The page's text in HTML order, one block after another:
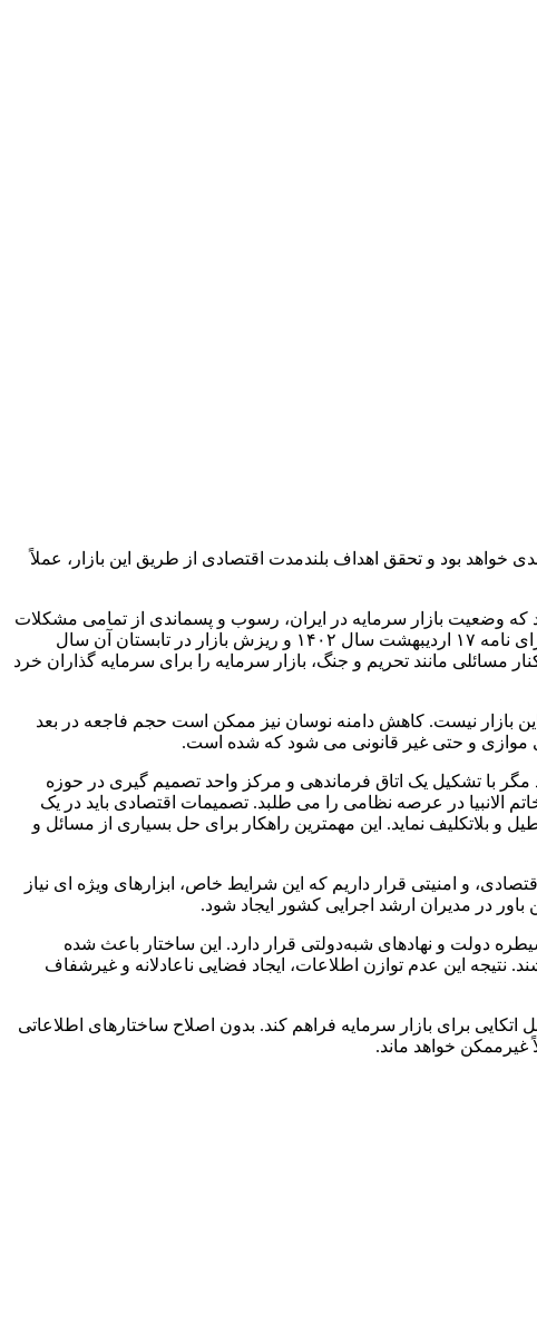
بود و تحقق اهداف بلندمدت اقتصادی از طریق این بازار، عملاً
سرمایه به خصوص بعد از جنگ تحمیلی ۱۲ روزه، باید اذعان کرد که وضعیت بازار سرمایه در ایران، رسوب و پسماندی از تمامی مشکلات
و چالش های حکمرانی است. ریزش بازار در مرداد ۱۳۹۹ معلول دو عامل توأم تنگ شدن فشار تحریم و بدرفتاری مالی دولت بود. ماجرای نامه ۱۷ اردیبهشت سال ۱۴۰۲ و ریزش بازار در تابستان آن سال
مسائلی مانند تحریم و جنگ، بازار سرمایه را برای سرمایه گذاران خرد
این بازار نیست. کاهش دامنه نوسان نیز ممکن است حجم فاجعه در بعد
موازی و حتی غیر قانونی می شود که شده است.
با تشکیل یک اتاق فرماندهی و مرکز واحد تصمیم گیری در حوزه
الانبیا در عرصه نظامی را می طلبد. تصمیمات اقتصادی باید در یک
و بلاتکلیف نماید. این مهمترین راهکار برای حل بسیاری از مسائل و
و امنیتی قرار داریم که این شرایط خاص، ابزارهای ویژه ای نیاز
در مدیران ارشد اجرایی کشور ایجاد شود.
دولت و نهادهای شبه‌دولتی قرار دارد. این ساختار باعث شده
این عدم توازن اطلاعات، ایجاد فضایی ناعادلانه و غیرشفاف
۶۰ همت) نیز نمی‌تواند چشم‌انداز روشن و قابل اتکایی برای بازار سرمایه فراهم کند. بدون اصلاح ساختارهای اطلاعاتی
غیرممکن خواهد ماند.